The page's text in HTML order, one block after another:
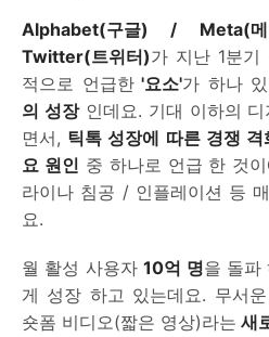
Alphabet(구글) / Meta(
Twitter(트위터)가 지난 1분기
적으로 언급한'요소'가 하나
의 성장인데요. 기대 이하의
면서, 틱톡 성장에 따른 경쟁 격
요 원인 중 하나로 언급 한 것
라이나 침공 / 인플레이션 등
요.
월 활성 사용자10억 명을 돌파
게 성장 하고 있는데요. 무서
숏폼 비디오(짧은 영상)라는 새